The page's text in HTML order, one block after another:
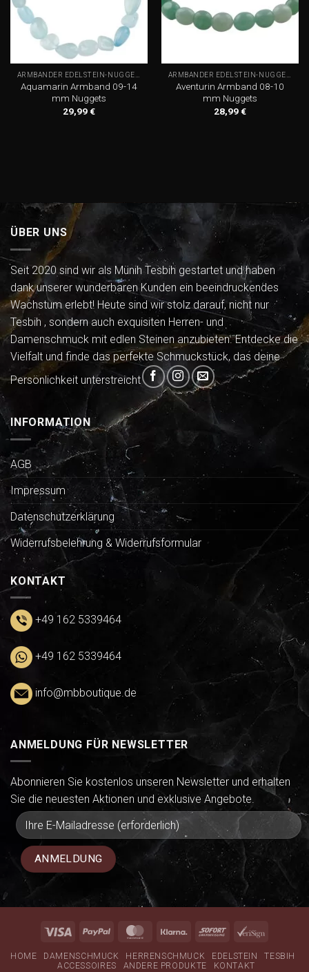
Aquamarin Armband 09-14
mm Nuggets
29,99€
Aventurin Armband 08-10
mm Nuggets
28,99€
ÜBER UNS
Seit 2020 sind wir als Münih Tesbih gestartet und haben
dank unserer wunderbaren Kunden ein beeindruckendes
Wachstum erlebt! Heute sind wir stolz darauf, nicht nur
Tesbih , sondern auch exquisiten Herren- und
Damenschmuck mit edlen Steinen anzubieten. Entdecke die
Vielfalt und finde das perfekte Schmuckstück, das deine
Persönlichkeit unterstreicht
INFORMATION
AGB
Impressum
Datenschutzerklärung
Widerrufsbelehrung & Widerrufsformular
KONTAKT
+49 162 5339464
+49 162 5339464
info@mbboutique.de
ANMELDUNG FÜR NEWSLETTER
Abonnieren Sie kostenlos unseren Newsletter und erhalten
Sie die neuesten Aktionen und exklusive Angebote.
Visa PayPal MasterCardKlarna Sofort VeriSign
HOME DAMENSCHMUCK HERRENSCHMUCK EDELSTEIN
TESBIH
ACCESSOIRES
ANDERE PRODUKTE KONTAKT